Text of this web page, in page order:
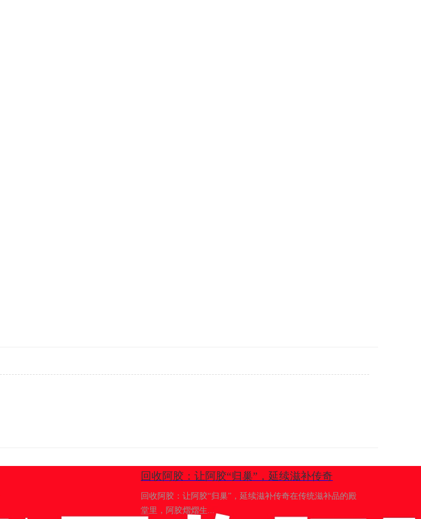
回收阿胶：​让阿胶“归巢”，延续滋补传奇
回收阿胶：让阿胶“归巢”，延续滋补传奇在传统滋补品的殿
堂里，阿胶熠熠生...